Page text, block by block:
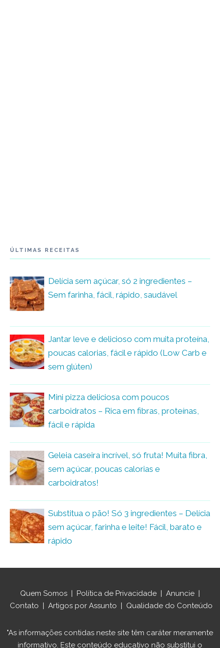
ÚLTIMAS RECEITAS
Delícia sem açúcar, só 2 ingredientes –
Sem farinha, fácil, rápido, saudável
Jantar leve e delicioso com muita proteína,
poucas calorias, fácil e rápido (Low Carb e
sem glúten)
Mini pizza deliciosa com poucos
carboidratos – Rica em fibras, proteínas,
fácil e rápida
Geleia caseira incrível, só fruta! Muita fibra,
sem açúcar, poucas calorias e
carboidratos!
Substitua o pão! Só 3 ingredientes – Delícia
sem açúcar, farinha e leite! Fácil, barato e
rápido
Quem Somos | Política de Privacidade | Anuncie |
Contato | Artigos por Assunto | Qualidade do Conteúdo
"As informações contidas neste site têm caráter meramente
informativo. Este conteúdo educativo não substitui o